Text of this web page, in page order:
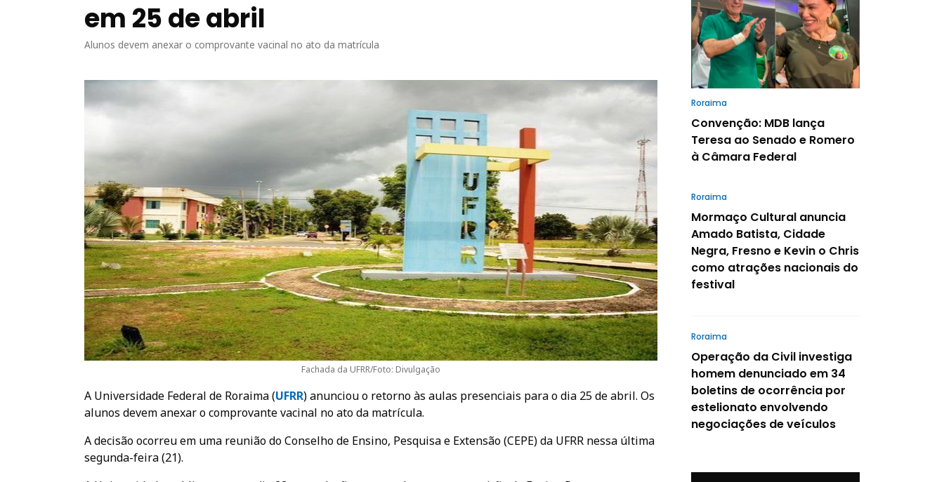
em 25 de abril
Alunos devem anexar o comprovante vacinal no ato da matrícula
Fachada da UFRR/Foto: Divulgação
A Universidade Federal de Roraima (UFRR) anunciou o retorno às aulas presenciais para o dia 25 de abril. Os
alunos devem anexar o comprovante vacinal no ato da matrícula.
A decisão ocorreu em uma reunião do Conselho de Ensino, Pesquisa e Extensão (CEPE) da UFRR nessa última
segunda-feira (21).
Roraima
Convenção: MDB lança
Teresa ao Senado e Romero
à Câmara Federal
Roraima
Mormaço Cultural anuncia
Amado Batista, Cidade
Negra, Fresno e Kevin o Chris
como atrações nacionais do
festival
Roraima
Operação da Civil investiga
homem denunciado em 34
boletins de ocorrência por
estelionato envolvendo
negociações de veículos